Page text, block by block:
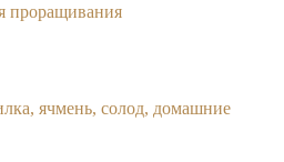
проращивания
ячмень, солод, домашние